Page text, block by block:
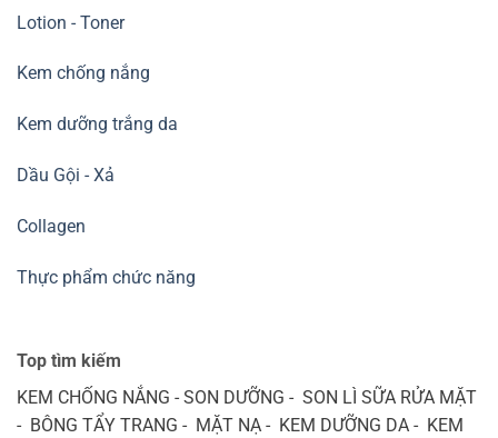
Lotion - Toner
Kem chống nắng
Kem dưỡng trắng da
Dầu Gội - Xả
Collagen
Thực phẩm chức năng
Top tìm kiếm
KEM CHỐNG NẮNG - SON DƯỠNG - SON LÌ SỮA RỬA MẶT
- BÔNG TẨY TRANG - MẶT NẠ - KEM DƯỠNG DA - KEM